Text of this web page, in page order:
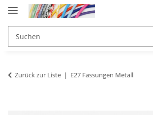
Zurück zur Liste E27 Fassungen Metall